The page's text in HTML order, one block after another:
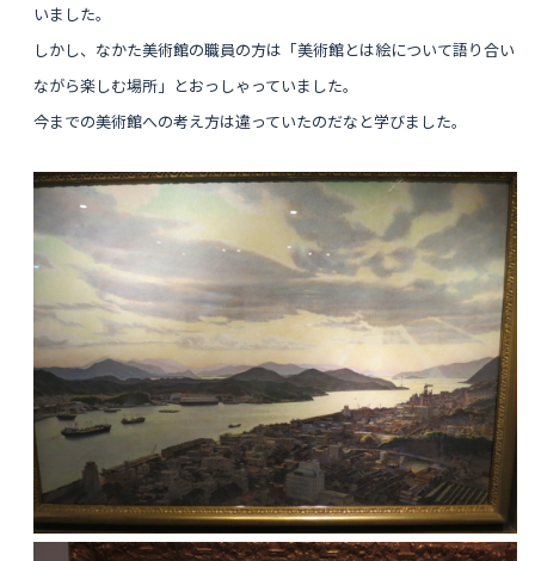
いました。
しかし、なかた美術館の職員の方は「美術館とは絵について語り合い
ながら楽しむ場所」とおっしゃっていました。
今までの美術館への考え方は違っていたのだなと学びました。